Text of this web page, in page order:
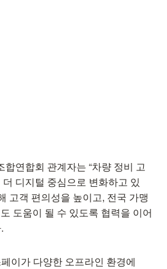
연합회 관계자는 “차량 정비 고
디지털 중심으로 변화하고 있
고객 편의성을 높이고, 전국 가맹
도움이 될 수 있도록 협력을 이어
이가 다양한 오프라인 환경에